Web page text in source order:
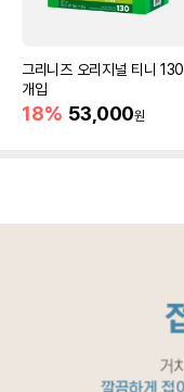
그리니즈 오리지널 티니 130
개입
18% 53,000원